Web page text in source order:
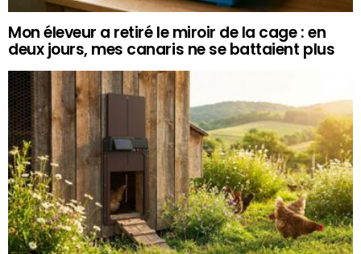
Mon éleveur a retiré le miroir de la cage : en
deux jours, mes canaris ne se battaient plus